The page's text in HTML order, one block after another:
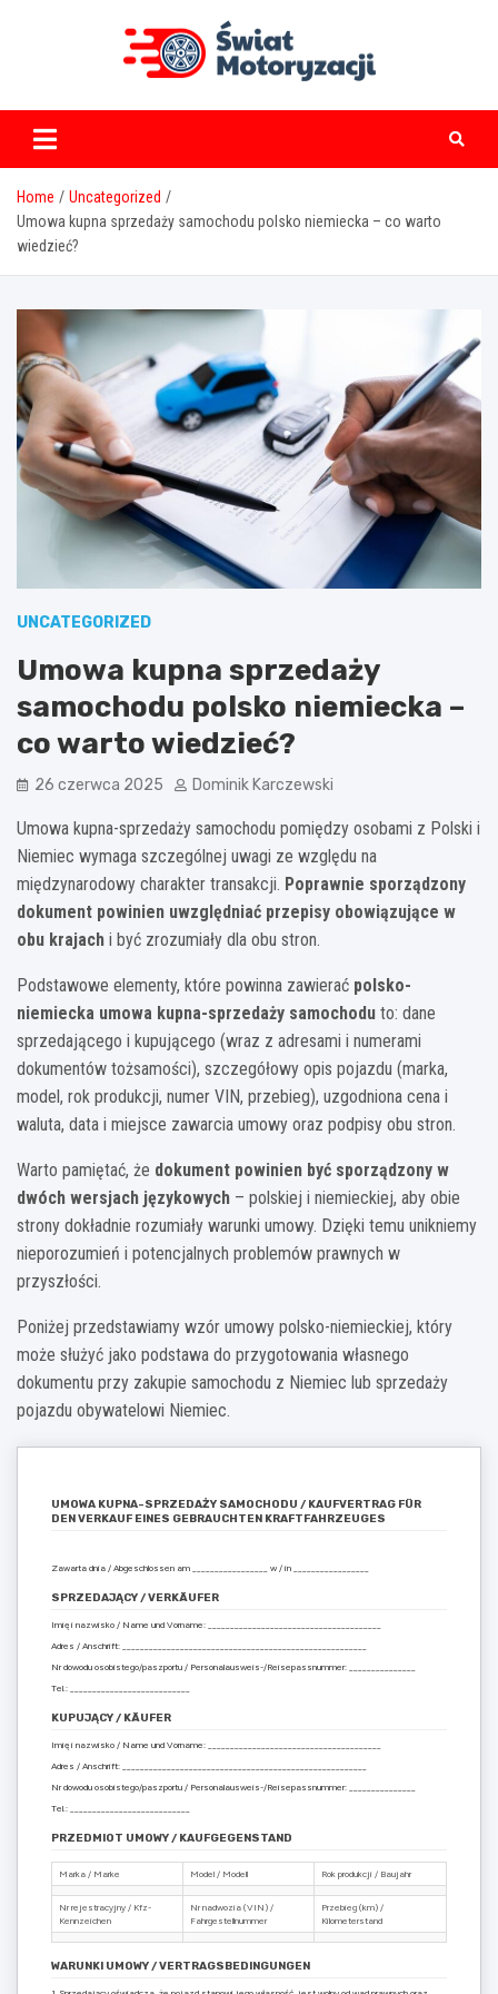
swiatmotoryzacji.pl
Home
Uncategorized
Umowa kupna sprzedaży samochodu polsko niemiecka – co warto
wiedzieć?
UNCATEGORIZED
Umowa kupna sprzedaży
samochodu polsko niemiecka –
co warto wiedzieć?
26 czerwca 2025 Dominik Karczewski
Umowa kupna-sprzedaży samochodu pomiędzy osobami z Polski i
Niemiec wymaga szczególnej uwagi ze względu na
międzynarodowy charakter transakcji. Poprawnie sporządzony
dokument powinien uwzględniać przepisy obowiązujące w
obu krajach i być zrozumiały dla obu stron.
Podstawowe elementy, które powinna zawierać polsko-
niemiecka umowa kupna-sprzedaży samochodu to: dane
sprzedającego i kupującego (wraz z adresami i numerami
dokumentów tożsamości), szczegółowy opis pojazdu (marka,
model, rok produkcji, numer VIN, przebieg), uzgodniona cena i
waluta, data i miejsce zawarcia umowy oraz podpisy obu stron.
Warto pamiętać, że dokument powinien być sporządzony w
dwóch wersjach językowych – polskiej i niemieckiej, aby obie
strony dokładnie rozumiały warunki umowy. Dzięki temu unikniemy
nieporozumień i potencjalnych problemów prawnych w
przyszłości.
Poniżej przedstawiamy wzór umowy polsko-niemieckiej, który
może służyć jako podstawa do przygotowania własnego
dokumentu przy zakupie samochodu z Niemiec lub sprzedaży
pojazdu obywatelowi Niemiec.
UMOWA KUPNA-SPRZEDAŻY SAMOCHODU / KAUFVERTRAG FÜR
DEN VERKAUF EINES GEBRAUCHTEN KRAFTFAHRZEUGES
Zawarta dnia / Abgeschlossen am _________________ w / in _________________
SPRZEDAJĄCY / VERKÄUFER
Imię i nazwisko / Name und Vorname: _______________________________________
Adres / Anschrift: _______________________________________________________
Nr dowodu osobistego/paszportu / Personalausweis-/Reisepassnummer: _______________
Tel.: ___________________________
KUPUJĄCY / KÄUFER
Imię i nazwisko / Name und Vorname: _______________________________________
Adres / Anschrift: _______________________________________________________
Nr dowodu osobistego/paszportu / Personalausweis-/Reisepassnummer: _______________
Tel.: ___________________________
PRZEDMIOT UMOWY / KAUFGEGENSTAND
Marka / Marke Model / Modell Rok produkcji / Baujahr
Nr rejestracyjny / Kfz-
Kennzeichen
Nr nadwozia (VIN) /
Fahrgestellnummer
Przebieg (km) /
Kilometerstand
WARUNKI UMOWY / VERTRAGSBEDINGUNGEN